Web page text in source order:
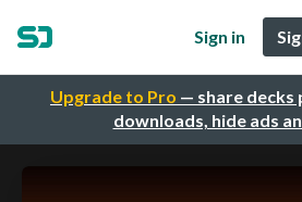
Upgrade to Pro — share
downloads, hide ads
Sign in